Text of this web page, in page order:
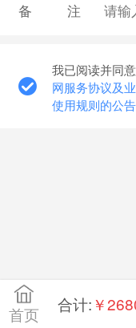
备注
我已阅读并同意
网服务协议及
使用规则的公告
首页
合计:￥